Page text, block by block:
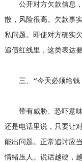
公开对方欠款信息，
散，风险很高。欠款事
私问题。即使对方确实
追债红线里，这类表达
三、“今天必须给钱
带有威胁、恐吓意味
还是电话里说，只要让
能出问题。正常追讨应
情绪压人。说话越硬，